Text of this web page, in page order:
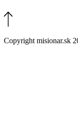
Copyright misionar.sk